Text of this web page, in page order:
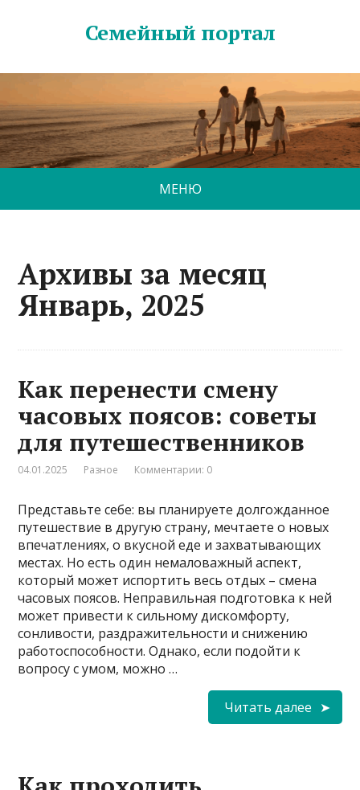
Семейный портал
МЕНЮ
Архивы за месяц
Январь, 2025
Как перенести смену
часовых поясов: советы
для путешественников
04.01.2025 Разное Комментарии: 0
Представьте себе: вы планируете долгожданное
путешествие в другую страну, мечтаете о новых
впечатлениях, о вкусной еде и захватывающих
местах. Но есть один немаловажный аспект,
который может испортить весь отдых – смена
часовых поясов. Неправильная подготовка к ней
может привести к сильному дискомфорту,
сонливости, раздражительности и снижению
работоспособности. Однако, если подойти к
вопросу с умом, можно …
Читать далее